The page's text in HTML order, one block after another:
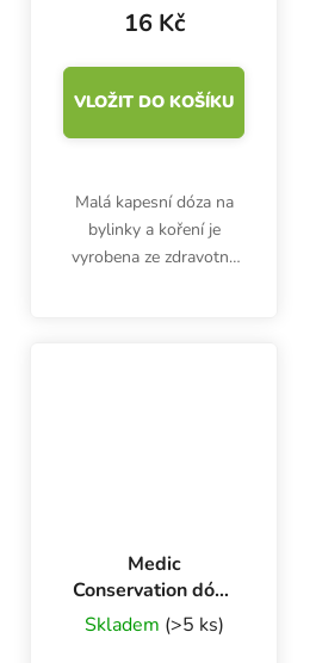
16 Kč
VLOŽIT DO KOŠÍKU
Malá kapesní dóza na
bylinky a koření je
vyrobena ze zdravotně
Medic
Conservation dóza
průhledná 45x140
mm, 1 ks
Skladem (>5 ks)